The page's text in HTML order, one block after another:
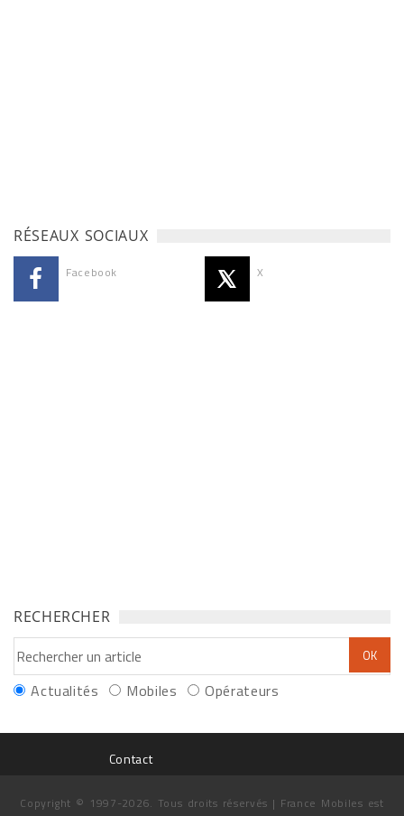
RÉSEAUX SOCIAUX
Facebook X
RECHERCHER
Actualités Mobiles Opérateurs
Contact
Copyright © 1997-2026. Tous droits réservés | France Mobiles est